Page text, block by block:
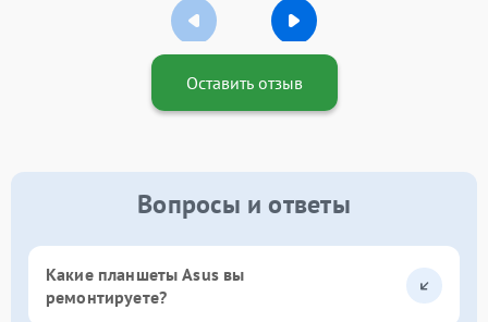
Оставить отзыв
Вопросы и ответы
Какие планшеты Asus вы
ремонтируете?